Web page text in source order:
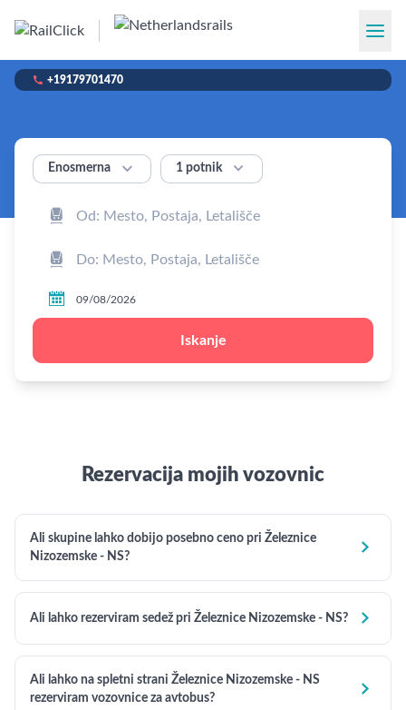
 +19179701470
Enosmerna  1 potnik 



Iskanje
Rezervacija mojih vozovnic
Ali skupine lahko dobijo posebno ceno pri Železnice
Nizozemske - NS?

Ali lahko rezerviram sedež pri Železnice Nizozemske - NS? 
Ali lahko na spletni strani Železnice Nizozemske - NS
rezerviram vozovnice za avtobus?
